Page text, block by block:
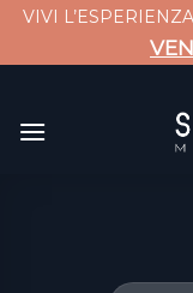
VIVI